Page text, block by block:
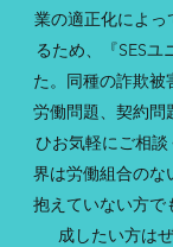
業の適正化によっ
るため、『SESユ
た。同種の詐欺被
労働問題、契約問
ひお気軽にご相談
界は労働組合のな
抱えていない方で
成したい方は